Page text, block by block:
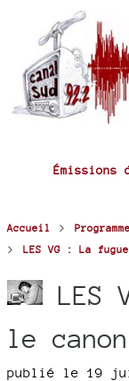
Émissions
Accueil > Programme
> LES VG : La
LES
le canon
publié le 19